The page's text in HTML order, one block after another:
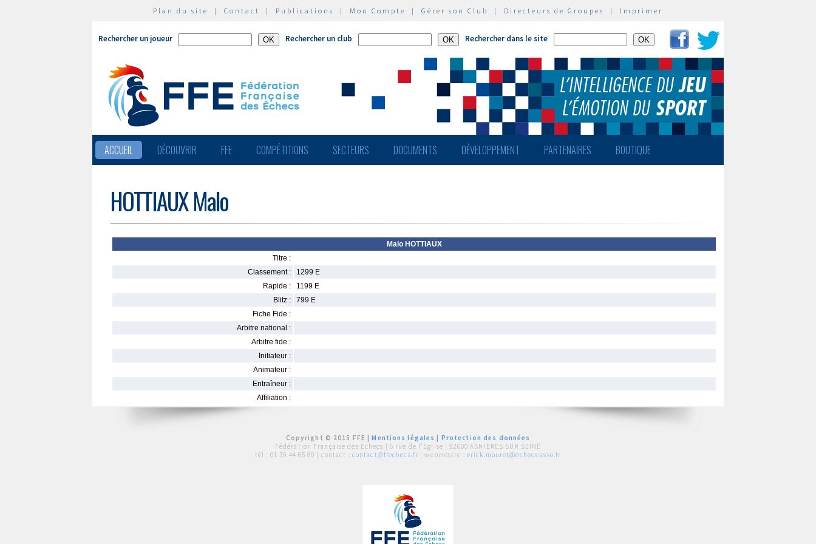
Plan du site | Contact | Publications | Mon Compte | Gérer son Club | Directeurs de Groupes | Imprimer
Rechercher un joueur Rechercher un club Rechercher dans le site
ACCUEIL DÉCOUVRIR FFE COMPÉTITIONS SECTEURS DOCUMENTS DÉVELOPPEMENT PARTENAIRES BOUTIQUE
HOTTIAUX Malo
Malo HOTTIAUX
Titre :
Classement :
1299 E
Rapide :
1199 E
Blitz :
799 E
Fiche Fide :
Arbitre national :
Arbitre fide :
Initiateur :
Animateur :
Entraîneur :
Affiliation :
Copyright © 2015 FFE |Mentions légales
Protection des données
Fédération Française des Echecs | 6 rue de l'Eglise | 92600 ASNIERES SUR SEINE
tél : 01 39 44 65 80 | contact : contact@ffechecs.fr | webmestre : erick.mouret@echecs.asso.fr